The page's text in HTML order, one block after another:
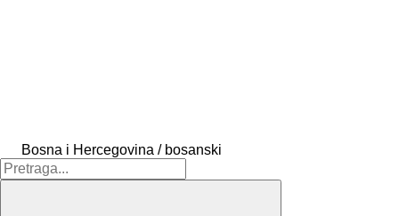
Bosna i Hercegovina / bosanski